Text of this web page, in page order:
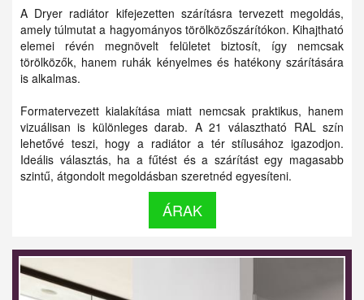
A Dryer radiátor kifejezetten szárításra tervezett megoldás,
amely túlmutat a hagyományos törölközőszárítókon. Kihajtható
elemei révén megnövelt felületet biztosít, így nemcsak
törölközők, hanem ruhák kényelmes és hatékony szárítására
is alkalmas.
Formatervezett kialakítása miatt nemcsak praktikus, hanem
vizuálisan is különleges darab. A 21 választható RAL szín
lehetővé teszi, hogy a radiátor a tér stílusához igazodjon.
Ideális választás, ha a fűtést és a szárítást egy magasabb
szintű, átgondolt megoldásban szeretnéd egyesíteni.
ÁRAK